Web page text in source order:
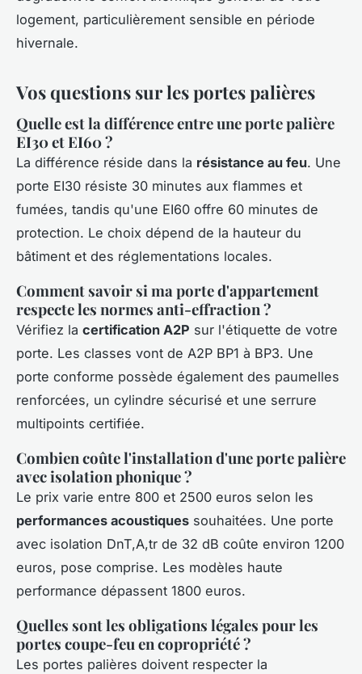
logement, particulièrement sensible en période
hivernale.
Vos questions sur les portes palières
Quelle est la différence entre une porte palière
EI30 et EI60 ?
La différence réside dans la résistance au feu. Une
porte EI30 résiste 30 minutes aux flammes et
fumées, tandis qu'une EI60 offre 60 minutes de
protection. Le choix dépend de la hauteur du
bâtiment et des réglementations locales.
Comment savoir si ma porte d'appartement
respecte les normes anti-effraction ?
Vérifiez la certification A2P sur l'étiquette de votre
porte. Les classes vont de A2P BP1 à BP3. Une
porte conforme possède également des paumelles
renforcées, un cylindre sécurisé et une serrure
multipoints certifiée.
Combien coûte l'installation d'une porte palière
avec isolation phonique ?
Le prix varie entre 800 et 2500 euros selon les
performances acoustiques souhaitées. Une porte
avec isolation DnT,A,tr de 32 dB coûte environ 1200
euros, pose comprise. Les modèles haute
performance dépassent 1800 euros.
Quelles sont les obligations légales pour les
portes coupe-feu en copropriété ?
Les portes palières doivent respecter la